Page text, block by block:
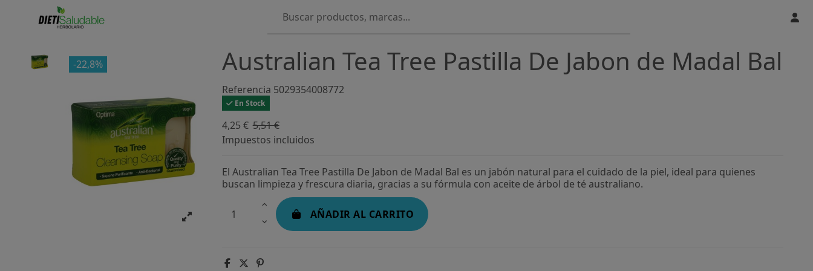
-22,8% Australian Tea Tree Pastilla De Jabon de Madal Bal
Referencia 5029354008772
En Stock
4,25 € 5,51 €
Impuestos incluidos
El Australian Tea Tree Pastilla De Jabon de Madal Bal es un jabón natural para el cuidado de la piel, ideal para quienes
buscan limpieza y frescura diaria, gracias a su fórmula con aceite de árbol de té australiano.
AÑADIR AL CARRITO